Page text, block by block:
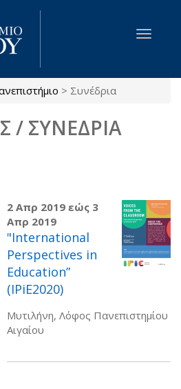
περιεχόμενο
Toggle
> Συνέδρια
/ ΣΥΝΕΔΡΙΑ
2 Απρ 2019 εώς 3
Απρ 2019
"International
Perspectives in
Education”
(IPiE2020)
Μυτιλήνη, Λόφος Πανεπιστημίου
Αιγαίου